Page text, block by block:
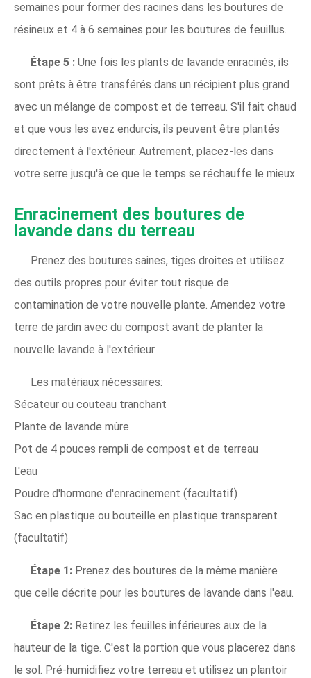
semaines pour former des racines dans les boutures de
résineux et 4 à 6 semaines pour les boutures de feuillus.
Étape 5 : Une fois les plants de lavande enracinés, ils
sont prêts à être transférés dans un récipient plus grand
avec un mélange de compost et de terreau. S'il fait chaud
et que vous les avez endurcis, ils peuvent être plantés
directement à l'extérieur. Autrement, placez-les dans
votre serre jusqu'à ce que le temps se réchauffe le mieux.
Enracinement des boutures de
lavande dans du terreau
Prenez des boutures saines, tiges droites et utilisez
des outils propres pour éviter tout risque de
contamination de votre nouvelle plante. Amendez votre
terre de jardin avec du compost avant de planter la
nouvelle lavande à l'extérieur.
Les matériaux nécessaires:
Sécateur ou couteau tranchant
Plante de lavande mûre
Pot de 4 pouces rempli de compost et de terreau
L'eau
Poudre d'hormone d'enracinement (facultatif)
Sac en plastique ou bouteille en plastique transparent
(facultatif)
Étape 1: Prenez des boutures de la même manière
que celle décrite pour les boutures de lavande dans l'eau.
Étape 2: Retirez les feuilles inférieures aux de la
hauteur de la tige. C'est la portion que vous placerez dans
le sol. Pré-humidifiez votre terreau et utilisez un plantoir